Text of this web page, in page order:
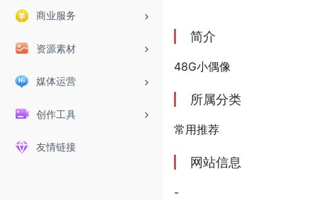
商业服务
资源素材
媒体运营
创作工具
友情链接
简介
48G小偶像
所属分类
常用推荐
网站信息
-